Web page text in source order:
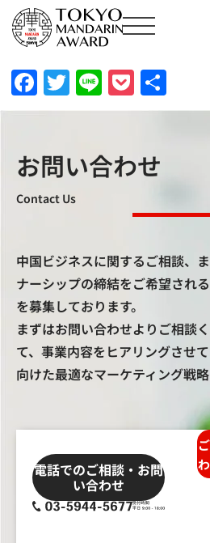
Facebook
Twitter
LinePocket
有
お問い合わせ
Contact Us
中国ビジネスに関するご相談、
ナーシップの締結をご希望され
を募集しております。
まずはお問い合わせよりご相談
て、事業内容をヒアリングさせ
向けた最適なマーケティング戦
電話でのご相談・お問
い合わせ